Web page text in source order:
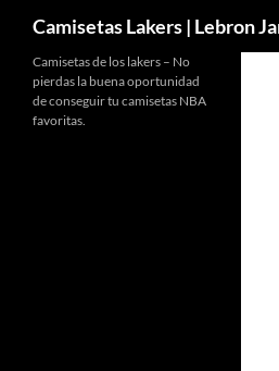
Camisetas Lakers | Lebron
Camisetas de los lakers – No
pierdas la buena oportunidad
de conseguir tu camisetas NBA
favoritas.